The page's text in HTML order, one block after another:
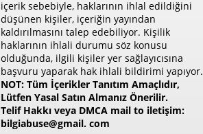
içerik sebebiyle, haklarının ihlal edildiğini
düşünen kişiler, içeriğin yayından
kaldırılmasını talep edebiliyor. Kişilik
haklarının ihlali durumu söz konusu
olduğunda, ilgili kişiler yer sağlayıcısına
başvuru yaparak hak ihlali bildirimi yapıyor.
NOT: Tüm İçerikler Tanıtım Amaçlıdır,
Lütfen Yasal Satın Almanız Önerilir.
Telif Hakkı veya DMCA mail to iletişim:
bilgiabuse@gmail. com